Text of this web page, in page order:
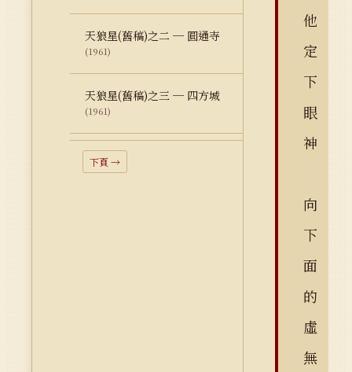
天狼星(舊稿)之二 ─ 圓通寺
(1961)
天狼星(舊稿)之三 ─ 四方城
(1961)
下頁 →
他
定
下
眼
神
向
下
面
的
虛
無